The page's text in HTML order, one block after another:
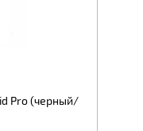
Pro (черный/